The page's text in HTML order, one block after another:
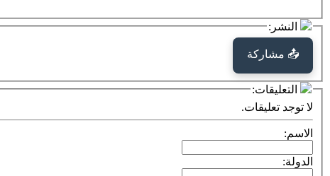
النشر:
📤 مشاركة
التعليقات:
لا توجد تعليقات.
الاسم:
الدولة: